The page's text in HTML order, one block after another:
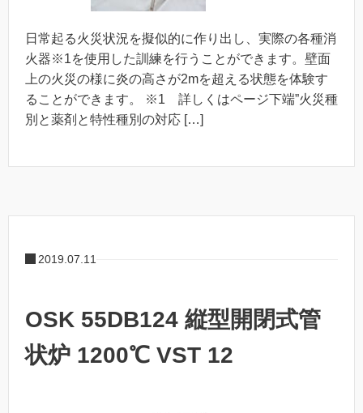
日常起る火災状況を擬似的に作り出し、実際の各種消
火器※1を使用した訓練を行うことができます。壁面
上の火災の様に炎の高さが2mを超える状態を体験す
ることができます。 ※1 詳しくはページ下端”火災種
別と薬剤と特性種別の対応 […]
2019.07.11
OSK 55DB124 縦型開閉式管
状炉 1200℃ VST 12